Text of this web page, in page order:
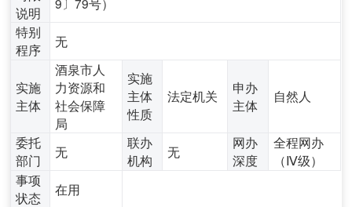
说明
特别
程序
无
实施
主体
酒泉市人
力资源和
社会保障
局
实施
主体
性质
法定机关
申办
主体
自然人
委托
部门
无
联办
机构
无
网办
深度
全程网办
（Ⅳ级）
事项
状态
在用